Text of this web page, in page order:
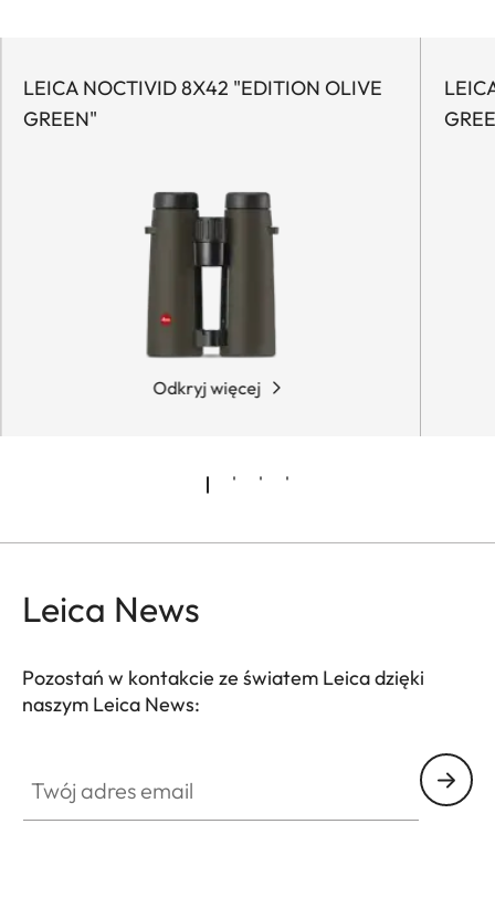
LEICA NOCTIVID 8X42 "EDITION OLIVE
GREEN"
Odkryj więcej
Leica News
Pozostań w kontakcie ze światem Leica dzięki
naszym Leica News: